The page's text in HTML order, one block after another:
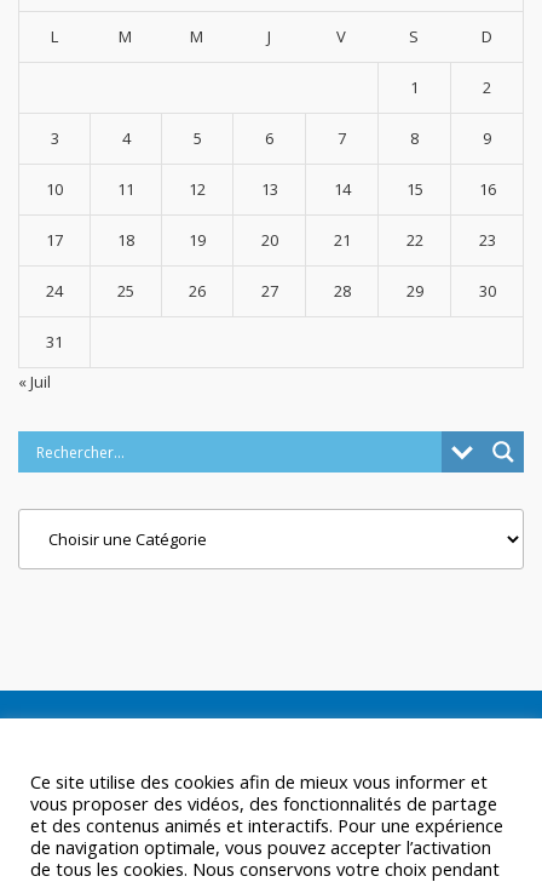
L M M J V S D
1 2
3 4 5 6 7 8 9
10 11 12 13 14 15 16
17 18 19 20 21 22 23
24 25 26 27 28 29 30
31
« Juil
Ce site utilise des cookies afin de mieux vous informer et
vous proposer des vidéos, des fonctionnalités de partage
et des contenus animés et interactifs. Pour une expérience
de navigation optimale, vous pouvez accepter l’activation
de tous les cookies. Nous conservons votre choix pendant